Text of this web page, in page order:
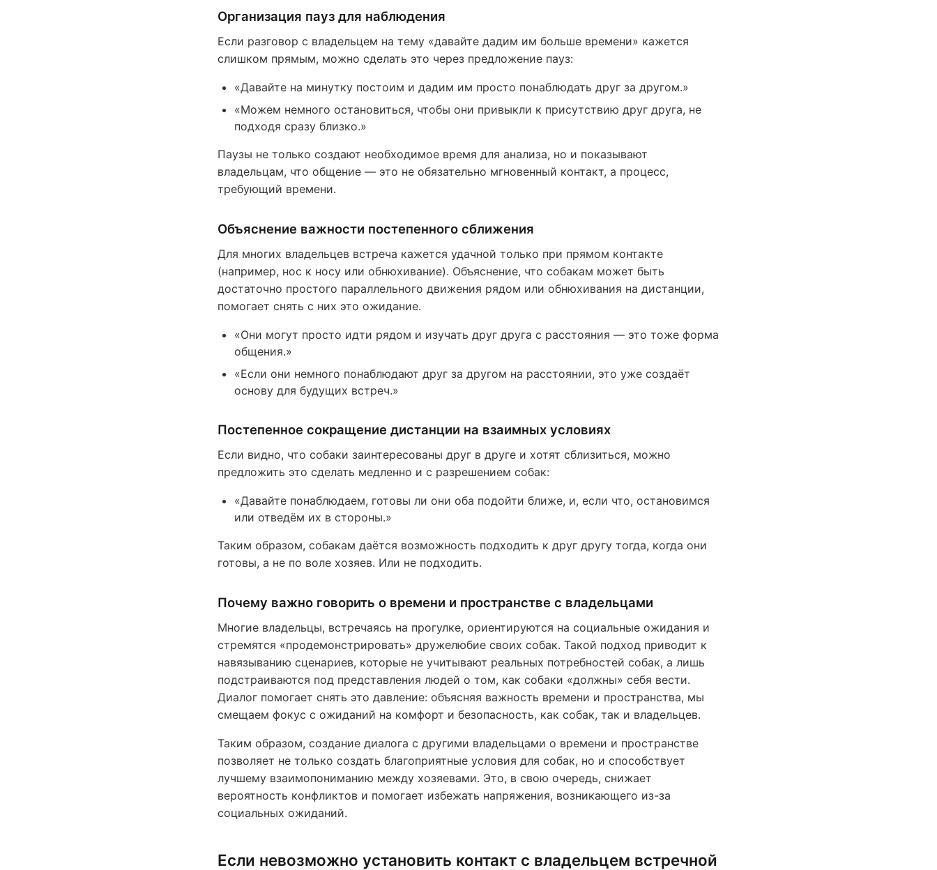
Организация пауз для наблюдения
Если разговор с владельцем на тему «давайте дадим им больше времени» кажется
слишком прямым, можно сделать это через предложение пауз:
«Давайте на минутку постоим и дадим им просто понаблюдать друг за другом.»
«Можем немного остановиться, чтобы они привыкли к присутствию друг друга, не
подходя сразу близко.»
Паузы не только создают необходимое время для анализа, но и показывают
владельцам, что общение — это не обязательно мгновенный контакт, а процесс,
требующий времени.
Объяснение важности постепенного сближения
Для многих владельцев встреча кажется удачной только при прямом контакте
(например, нос к носу или обнюхивание). Объяснение, что собакам может быть
достаточно простого параллельного движения рядом или обнюхивания на дистанции,
помогает снять с них это ожидание.
«Они могут просто идти рядом и изучать друг друга с расстояния — это тоже форма
общения.»
«Если они немного понаблюдают друг за другом на расстоянии, это уже создаёт
основу для будущих встреч.»
Постепенное сокращение дистанции на взаимных условиях
Если видно, что собаки заинтересованы друг в друге и хотят сблизиться, можно
предложить это сделать медленно и с разрешением собак:
«Давайте понаблюдаем, готовы ли они оба подойти ближе, и, если что, остановимся
или отведём их в стороны.»
Таким образом, собакам даётся возможность подходить к друг другу тогда, когда они
готовы, а не по воле хозяев. Или не подходить.
Почему важно говорить о времени и пространстве с владельцами
Многие владельцы, встречаясь на прогулке, ориентируются на социальные ожидания и
стремятся «продемонстрировать» дружелюбие своих собак. Такой подход приводит к
навязыванию сценариев, которые не учитывают реальных потребностей собак, а лишь
подстраиваются под представления людей о том, как собаки «должны» себя вести.
Диалог помогает снять это давление: объясняя важность времени и пространства, мы
смещаем фокус с ожиданий на комфорт и безопасность, как собак, так и владельцев.
Таким образом, создание диалога с другими владельцами о времени и пространстве
позволяет не только создать благоприятные условия для собак, но и способствует
лучшему взаимопониманию между хозяевами. Это, в свою очередь, снижает
вероятность конфликтов и помогает избежать напряжения, возникающего из-за
социальных ожиданий.
Если невозможно установить контакт с владельцем встречной